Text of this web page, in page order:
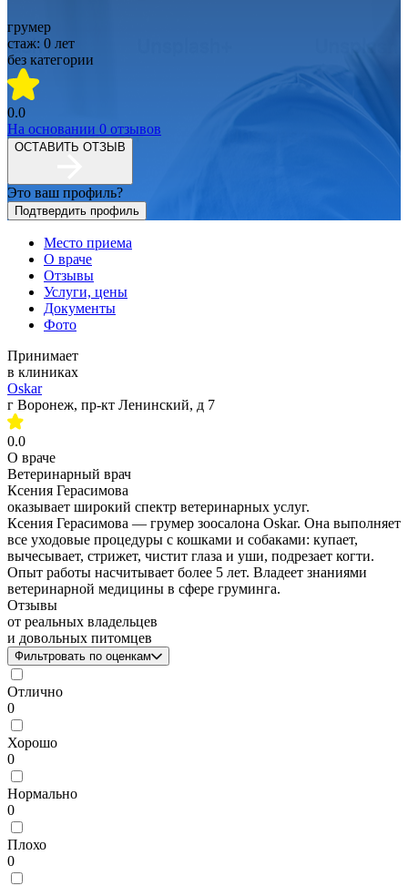
грумер
стаж: 0 лет
без категории
0.0
На основании 0 отзывов
ОСТАВИТЬ ОТЗЫВ
Это ваш профиль?
Подтвердить профиль
Место приема
О враче
Отзывы
Услуги, цены
Документы
Фото
Принимает
в клиниках
Oskar
г Воронеж, пр-кт Ленинский, д 7
0.0
О враче
Ветеринарный врач
Ксения Герасимова
оказывает широкий спектр ветеринарных услуг.
Ксения Герасимова — грумер зоосалона Oskar. Она выполняет
все уходовые процедуры с кошками и собаками: купает,
вычесывает, стрижет, чистит глаза и уши, подрезает когти.
Опыт работы насчитывает более 5 лет. Владеет знаниями
ветеринарной медицины в сфере груминга.
Отзывы
от реальных владельцев
и довольных питомцев
Фильтровать по оценкам
Отлично
0
Хорошо
0
Нормально
0
Плохо
0